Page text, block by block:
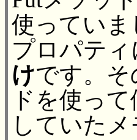
使っていま
プロパテ
けです。
ドを使っ
していた